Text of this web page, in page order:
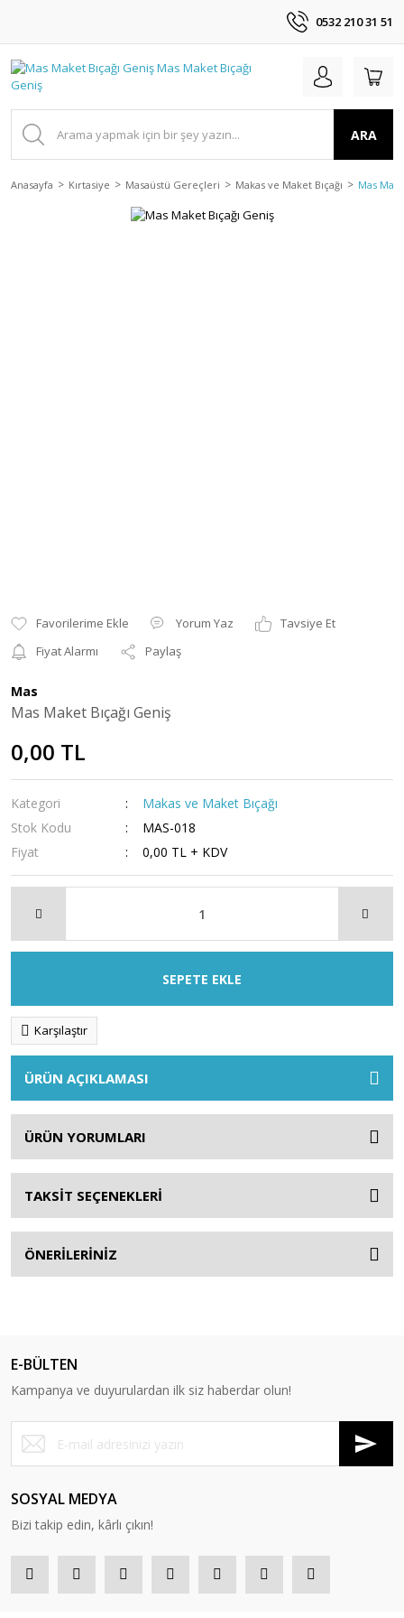
0532 210 31 51
ARA
Anasayfa Kırtasiye Masaüstü Gereçleri Makas ve Maket Bıçağı Mas
Yorum Yaz
Tavsiye Et
Fiyat Alarmı
Paylaş
Mas
Mas Maket Bıçağı Geniş
0,00 TL
Kategori
Makas ve Maket Bıçağı
Stok Kodu
MAS-018
Fiyat
0,00 TL + KDV
SEPETE EKLE
Karşılaştır
ÜRÜN AÇIKLAMASI
ÜRÜN YORUMLARI
TAKSİT SEÇENEKLERİ
ÖNERİLERİNİZ
E-BÜLTEN
Kampanya ve duyurulardan ilk siz haberdar olun!
SOSYAL MEDYA
Bizi takip edin, kârlı çıkın!